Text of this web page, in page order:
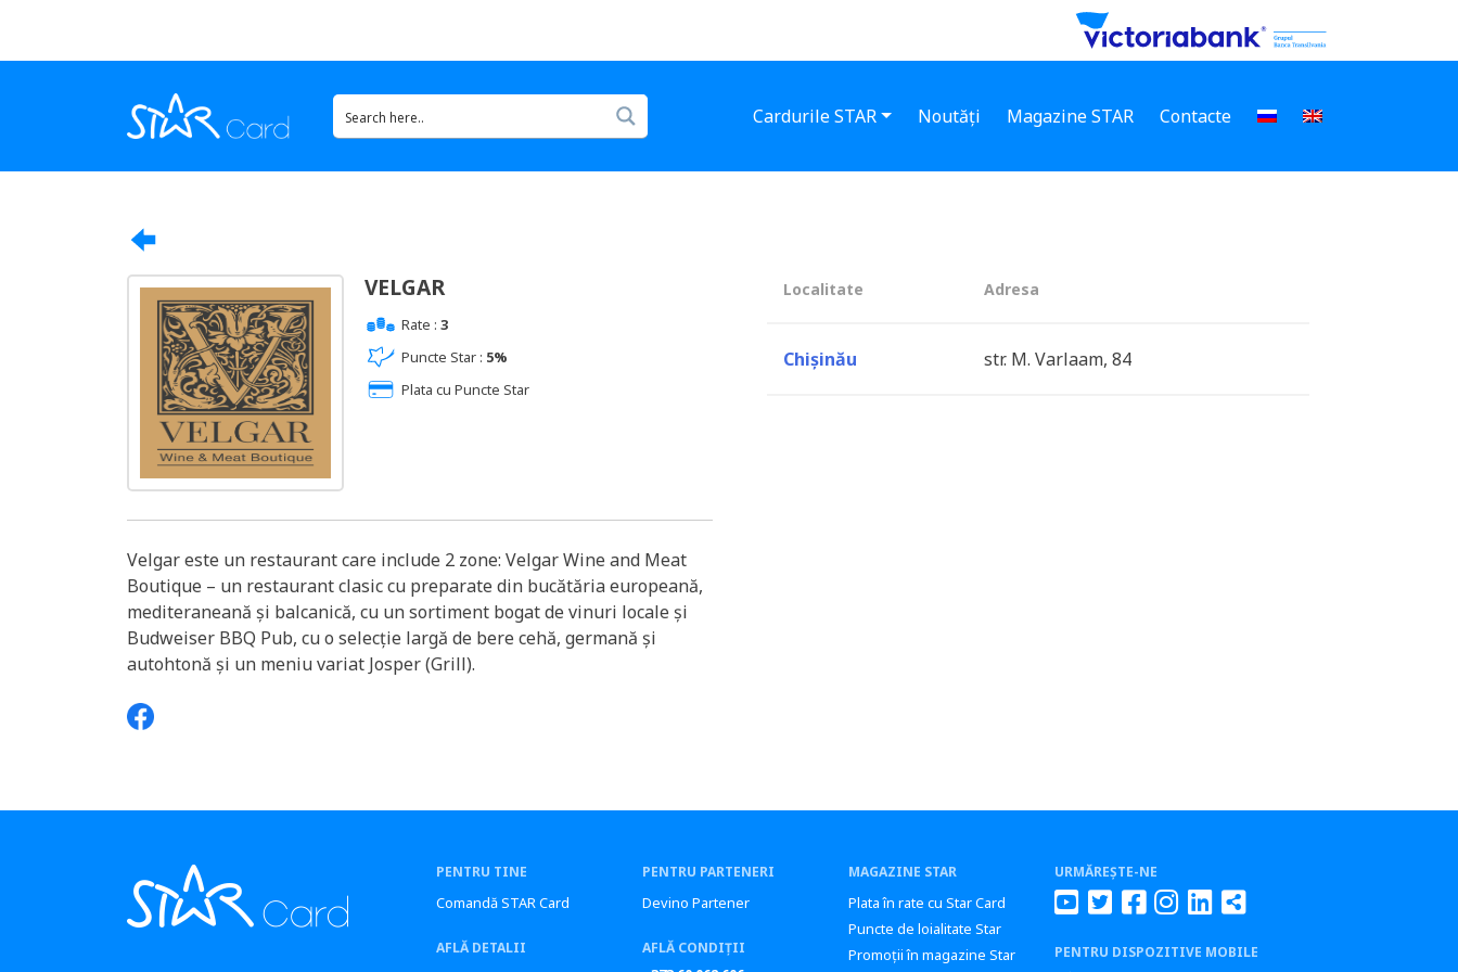
Cardurile STAR Noutăți Magazine STAR Contacte
VELGAR
Rate : 3
Puncte Star : 5%
Plata cu Puncte Star
Velgar este un restaurant care include 2 zone: Velgar Wine and Meat
Boutique – un restaurant clasic cu preparate din bucătăria europeană,
mediteraneană și balcanică, cu un sortiment bogat de vinuri locale și
Budweiser BBQ Pub, cu o selecție largă de bere cehă, germană și
autohtonă și un meniu variat Josper (Grill).
Localitate Adresa
Chișinău str. M. Varlaam, 84
PENTRU TINE
Comandă STAR Card
AFLĂ DETALII
PENTRU PARTENERI
Devino Partener
AFLĂ CONDIȚII
MAGAZINE STAR
Plata în rate cu Star Card
Puncte de loialitate Star
Promoții în magazine Star
URMĂREȘTE-NE
PENTRU DISPOZITIVE MOBILE